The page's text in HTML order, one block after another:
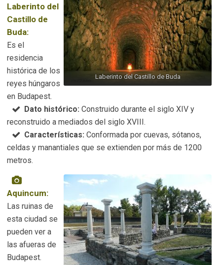
Laberinto del Castillo de Buda
Laberinto del
Castillo de
Buda:
Es el
residencia
histórica de los
reyes húngaros
en Budapest.
Dato histórico: Construido durante el siglo XIV y
reconstruido a mediados del siglo XVIII.
Características: Conformada por cuevas, sótanos,
celdas y manantiales que se extienden por más de 1200
metros.
Aquincum:
Las ruinas de
esta ciudad se
pueden ver a
las afueras de
Budapest.